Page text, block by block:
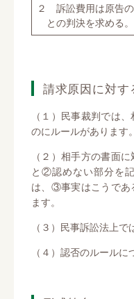
２ 訴訟費用は原告の
との判決を求める。
請求原因に対す
（１）民事裁判では
のにルールがあります。
（２）相手方の書面
と②認めない部分を
は、③事実はこうであ
ます。
（３）民事訴訟法上
（４）認否のルールに